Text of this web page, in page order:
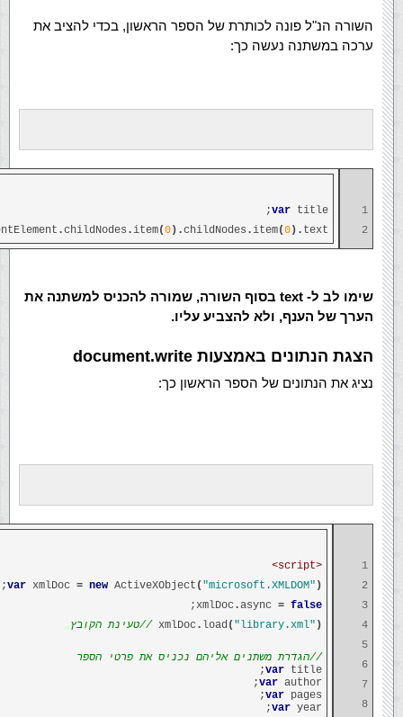
השורה הנ"ל פונה לכותרת של הספר הראשון, בכדי להציב את
ערכה במשתנה נעשה כך:
1
2
var title;
.childNodes . item(0).childNodes . item(0). text
שימו לב ל- text בסוף השורה, שמורה להכניס למשתנה את
הערך של הענף, ולא להצביע עליו.
הצגת הנתונים באמצעות document.write
נציג את הנתונים של הספר הראשון כך:
1
2
3
4
5
6
7
8
<script>
var xmlDoc = new ActiveXObject ( "microsoft.XMLDOM" )
;
xmlDoc.async = false
;
xmlDoc. load ( "library.xml" ) //טעינת הקובץ
//הגדרת משתנים אליהם נכניס את פרטי הספר
var title;
var author;
var pages;
var year;